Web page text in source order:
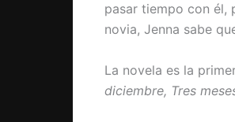
pasar tiempo con él,
novia, Jenna sabe
La novela es la
diciembre, Tres